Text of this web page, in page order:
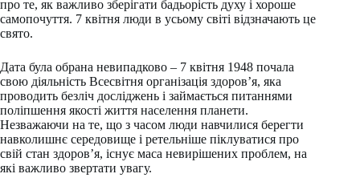
про те, як важливо зберігати бадьорість духу і хороше
самопочуття. 7 квітня люди в усьому світі відзначають це
свято.
Дата була обрана невипадково – 7 квітня 1948 почала
свою діяльність Всесвітня організація здоров’я, яка
проводить безліч досліджень і займається питаннями
поліпшення якості життя населення планети.
Незважаючи на те, що з часом люди навчилися берегти
навколишнє середовище і ретельніше піклуватися про
свій стан здоров’я, існує маса невирішених проблем, на
які важливо звертати увагу.